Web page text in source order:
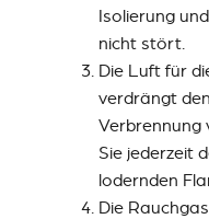
Isolierung
nicht stört.
Die Luft für
verdrängt
Verbrennung
Sie jederzeit
lodernden
Die